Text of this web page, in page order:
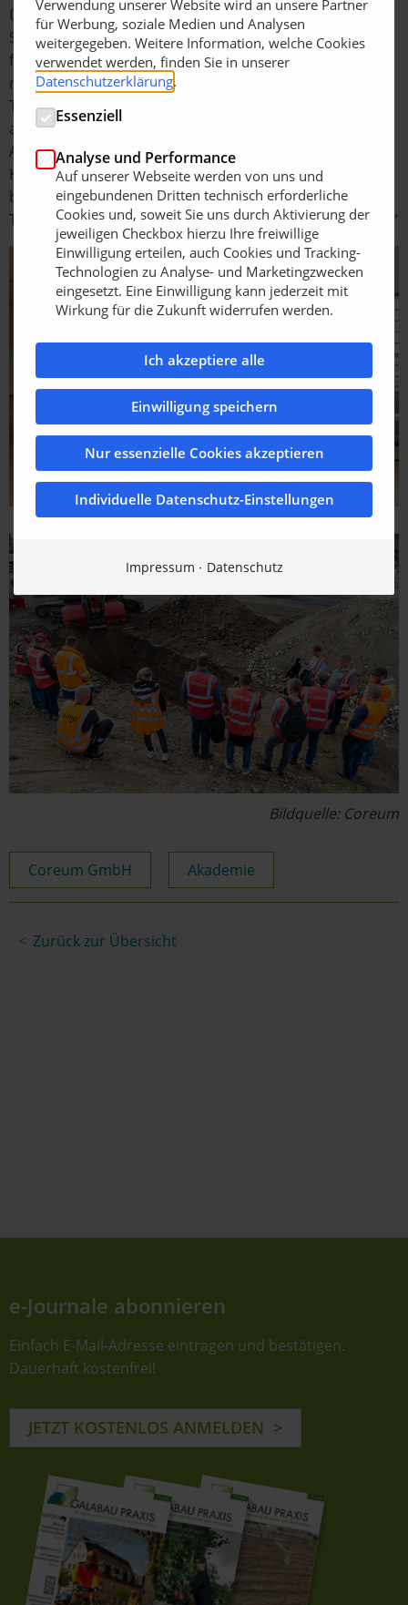
Die Coreum Akademie bietet individuell konzipierte
Schulungen und über das gesamte Jahr hinweg ein
festes Schulungsprogramm, das sich an alle Mitarbeiter
richtet, egal ob Führungskraft, Anwender oder
Techniker. Die Themenvielfalt beinhaltet dabei unter
anderem sowohl Vermessung, verschiedene
Anwendertrainings aber auch Gesundheits- und
Kommunikationsseminaren. Und Trainer Möhrle
bestätigt: „Man merkt, dass dem Team des Coreum das
Thema Aus- und Weiterbildung wirklich am Herzen liegt.“
Bildquelle: Coreum
Coreum GmbH Akademie
Zurück zur Übersicht
e-Journale abonnieren
Einfach E-Mail-Adresse eintragen und bestätigen.
Dauerhaft kostenfrei!
JETZT KOSTENLOS ANMELDEN
Verwendung unserer Website wird an unsere Partner
für Werbung, soziale Medien und Analysen
weitergegeben. Weitere Information, welche Cookies
verwendet werden, finden Sie in unserer
Datenschutzerklärung.
Essenziell
Analyse und Performance
Auf unserer Webseite werden von uns und
eingebundenen Dritten technisch erforderliche
Cookies und, soweit Sie uns durch Aktivierung der
jeweiligen Checkbox hierzu Ihre freiwillige
Einwilligung erteilen, auch Cookies und Tracking-
Technologien zu Analyse- und Marketingzwecken
eingesetzt. Eine Einwilligung kann jederzeit mit
Wirkung für die Zukunft widerrufen werden.
Ich akzeptiere alle
Einwilligung speichern
Nur essenzielle Cookies akzeptieren
Individuelle Datenschutz-Einstellungen
Impressum Datenschutz